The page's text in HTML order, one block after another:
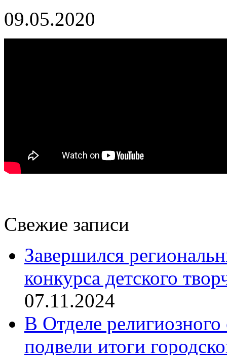
09.05.2020
Свежие записи
Завершился
конкурса детского
07.11.2024
В Отделе религиозного
подвели итоги